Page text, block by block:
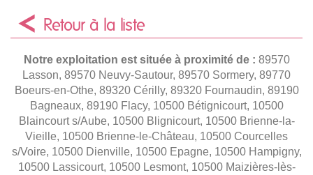
Retour à la liste
Notre exploitation est située à proximité de : 89570
Lasson, 89570 Neuvy-Sautour, 89570 Sormery, 89770
Boeurs-en-Othe, 89320 Cérilly, 89320 Fournaudin, 89190
Bagneaux, 89190 Flacy, 10500 Bétignicourt, 10500
Blaincourt s/Aube, 10500 Blignicourt, 10500 Brienne-la-
Vieille, 10500 Brienne-le-Château, 10500 Courcelles
s/Voire, 10500 Dienville, 10500 Epagne, 10500 Hampigny,
10500 Lassicourt, 10500 Lesmont, 10500 Maizières-lès-